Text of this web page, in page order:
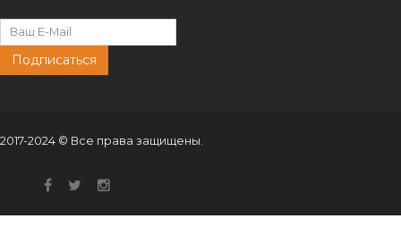
Подписаться
2017-2024 © Все права защищены.